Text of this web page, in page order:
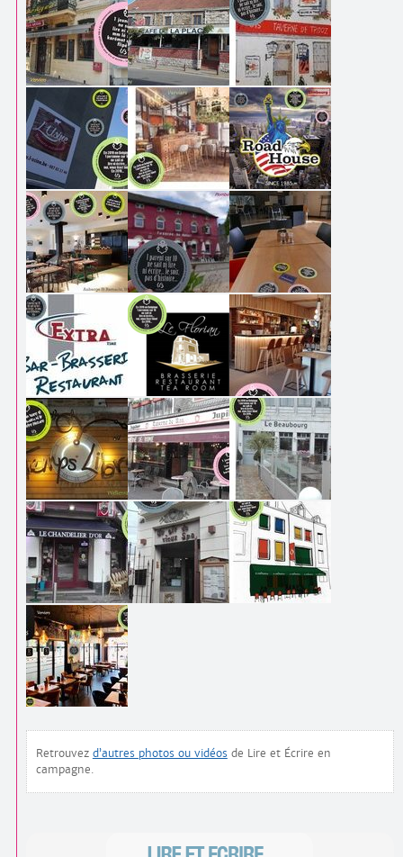
Retrouvez d’autres photos ou vidéos de Lire et Écrire en
campagne.